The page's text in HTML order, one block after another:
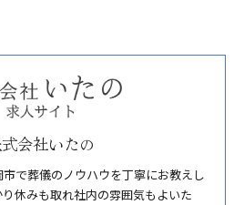
会社いたの
で葬儀のノウハウを丁寧にお教えし
休みも取れ社内の雰囲気もよいた